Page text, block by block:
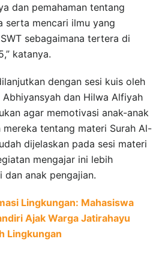
dan pemahaman tentang
serta mencari ilmu yang
sebagaimana tertera di
katanya.
dengan sesi kuis oleh
dan Hilwa Alfiyah
agar memotivasi anak-anak
tentang materi Surah Al-
dijelaskan pada sesi materi
mengajar ini lebih
anak pengajian.
Lingkungan: Mahasiswa
Ajak Warga Jatirahayu
Lingkungan